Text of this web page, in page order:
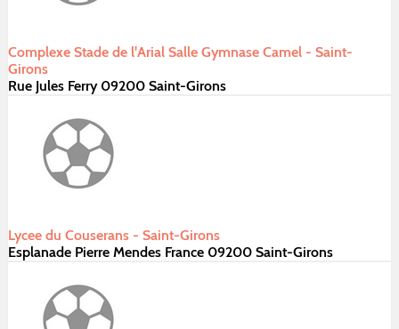
Complexe Stade de l'Arial Salle Gymnase Camel - Saint-
Girons
Rue Jules Ferry 09200 Saint-Girons
Lycee du Couserans - Saint-Girons
Esplanade Pierre Mendes France 09200 Saint-Girons